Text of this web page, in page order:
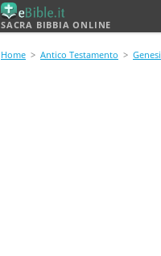
SACRA BIBBIA ONLINE
Home > Antico Testamento > Genesi